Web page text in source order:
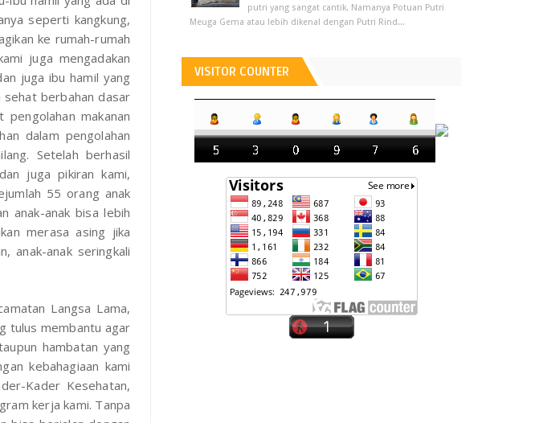
seperti kangkung,
ke rumah-rumah
juga mengadakan
juga ibu hamil yang
sehat berbahan dasar
makanan
dalam pengolahan
Setelah berhasil
juga pikiran kami,
55 orang anak
anak-anak bisa lebih
merasa asing jika
anak-anak seringkali
Langsa Lama,
tulus membantu agar
hambatan yang
kebahagiaan kami
Kader Kesehatan,
kerja kami. Tanpa
putri yang sangat cantik. Namanya Potuan Putri
Meuga Gema atau lebih dikenal dengan Putri Rind...
VISITOR COUNTER